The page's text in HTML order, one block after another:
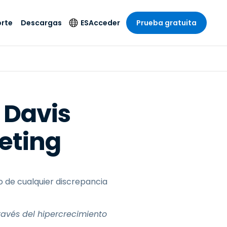
de
Detección y
respuesta de puntos
Wi-Fi de Foxpass
seguro Zero Trust
menor
sector público
contabilidad
menor
sectores
Descargas ES
Deutsch
Español
Français
Italiano
Português
繁體中文
Acceder Prueba gratuita
de cualquier discrepancia
del hipercrecimiento